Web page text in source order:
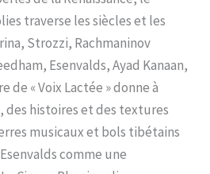
traverse les siècles et les
Strozzi, Rachmaninov
Esenvalds, Ayad Kanaan,
« Voix Lactée » donne à
des histoires et des textures
musicaux et bols tibétains
comme une